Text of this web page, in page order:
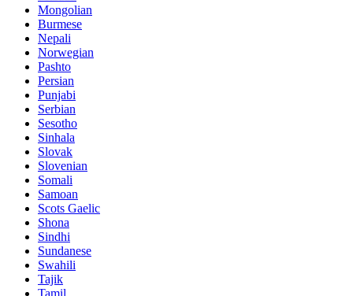
Mongolian
Burmese
Nepali
Norwegian
Pashto
Persian
Punjabi
Serbian
Sesotho
Sinhala
Slovak
Slovenian
Somali
Samoan
Scots Gaelic
Shona
Sindhi
Sundanese
Swahili
Tajik